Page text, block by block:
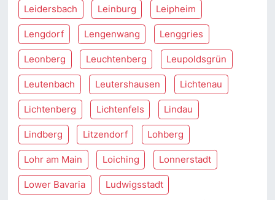
Leidersbach Leinburg Leipheim
Lengdorf Lengenwang Lenggries
Leonberg Leuchtenberg Leupoldsgrün
Leutenbach Leutershausen Lichtenau
Lichtenberg Lichtenfels Lindau
Lindberg Litzendorf Lohberg
Lohr am Main Loiching Lonnerstadt
Lower Bavaria Ludwigsstadt